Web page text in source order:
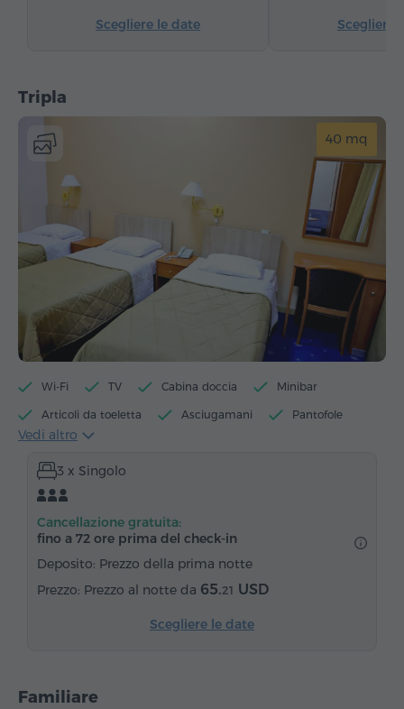
Scegliere le date Scegliere
Tripla
40 mq
Wi-Fi TV Cabina doccia Minibar
Articoli da toeletta Asciugamani Pantofole
Asciugacapelli
Armadio/Guardaroba
Tavolo da pranzo
Canali satellitari Moquette
Vedi altro
3 x Singolo
Cancellazione gratuita:
fino a 72 ore prima del check‑in
Deposito: Prezzo della prima notte
Prezzo al notte da 65.21 USD
Scegliere le date
Familiare